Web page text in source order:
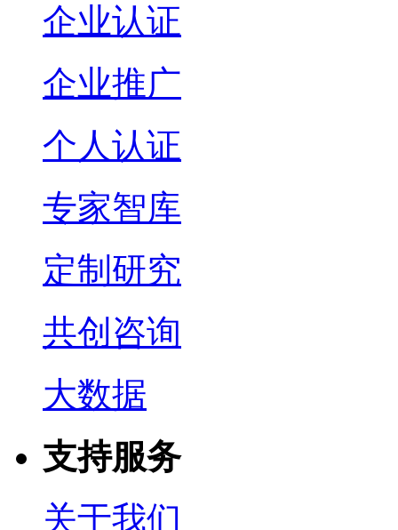
企业认证
企业推广
个人认证
专家智库
定制研究
共创咨询
大数据
支持服务
关于我们